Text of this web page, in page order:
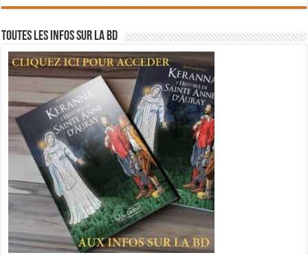
Toutes les infos sur la BD